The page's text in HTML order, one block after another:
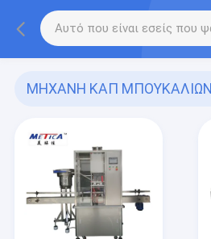
ΜΗΧΑΝΗ ΚΑΠ ΜΠΟΥΚΑΛΙΩΝ